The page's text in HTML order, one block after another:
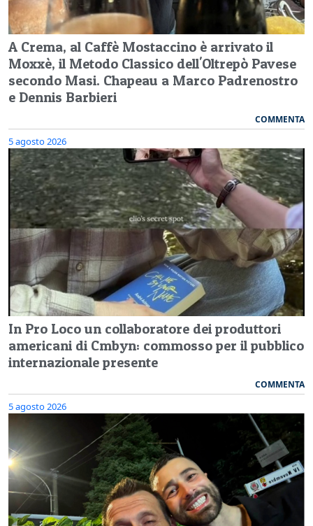
A Crema, al Caffè Mostaccino è arrivato il
Moxxè, il Metodo Classico dell'Oltrepò Pavese
secondo Masi. Chapeau a Marco Padrenostro
e Dennis Barbieri
COMMENTA
5 agosto 2026
In Pro Loco un collaboratore dei produttori
americani di Cmbyn: commosso per il pubblico
internazionale presente
COMMENTA
5 agosto 2026